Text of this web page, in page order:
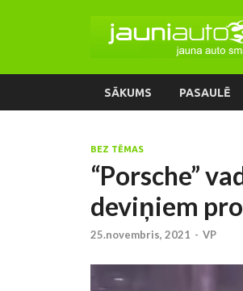
SĀKUMS PASAULĒ
BEZ TĒMAS
“Porsche”
deviņiem
25.novembris, 2021 - VP